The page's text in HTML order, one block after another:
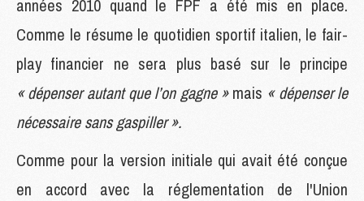
années 2010 quand le FPF a été mis en place.
Comme le résume le quotidien sportif italien, le fair-
play financier ne sera plus basé sur le principe
« dépenser autant que l’on gagne »mais « dépenser le
nécessaire sans gaspiller ».
Comme pour la version initiale qui avait été conçue
en accord avec la réglementation de l'Union